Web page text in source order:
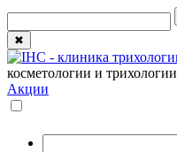
✖
косметологии и трихологии
Акции